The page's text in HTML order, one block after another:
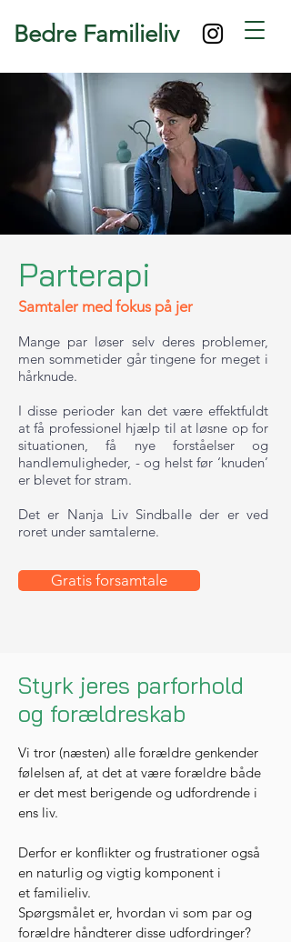
Bedre Familieliv
Parterapi
Samtaler med fokus på jer
Mange par løser selv deres problemer,
men sommetider går tingene for meget i
hårknude.
I disse perioder kan det være effektfuldt
at få professionel hjælp til at løsne op for
situationen, få nye forståelser og
handlemuligheder, - og helst før ‘knuden’
er blevet for stram.
Det er Nanja Liv Sindballe der er ved
roret under samtalerne.
Gratis forsamtale
Styrk jeres parforhold
og forældreskab
Vi tror (næsten) alle forældre genkender
følelsen af, at det at være forældre både
er det mest berigende og udfordrende i
ens liv.
Derfor er konflikter og frustrationer også
en naturlig og vigtig komponent i
et familieliv.
Spørgsmålet er, hvordan vi som par og
forældre håndterer disse udfordringer?